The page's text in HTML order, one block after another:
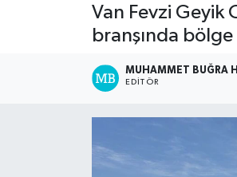
Van Fevzi
branşında
MUHAMMET BUĞRA
EDITÖR
Gündem
Tüm Manşetler
Son Dakika Haberleri
Haber Arşivi